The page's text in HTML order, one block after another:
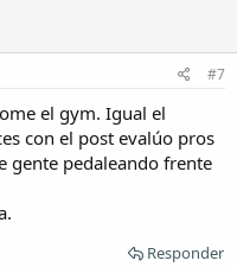
#7
el gym. Igual el
con el post evalúo pros
gente pedaleando frente
Responder